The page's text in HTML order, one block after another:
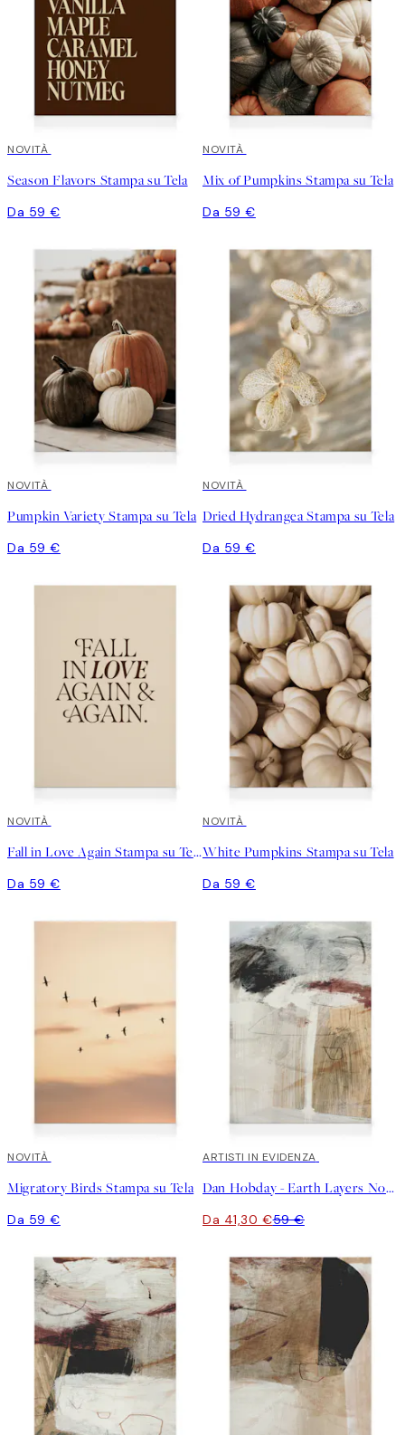
NOVITÀ
Season Flavors Stampa su Tela
Da 59 €
NOVITÀ
Mix of Pumpkins Stampa su Tela
Da 59 €
NOVITÀ
Pumpkin Variety Stampa su Tela
Da 59 €
NOVITÀ
Dried Hydrangea Stampa su Tela
Da 59 €
NOVITÀ
Fall in Love Again Stampa su Tela
Da 59 €
NOVITÀ
White Pumpkins Stampa su Tela
Da 59 €
NOVITÀ
Migratory Birds Stampa su Tela
Da 59 €
30%*
ARTISTI IN EVIDENZA
Dan Hobday - Earth Layers No1 Stampa su Tela
Da 41,30 €59 €